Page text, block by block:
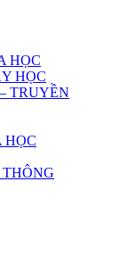
HỌC
HỌC
TRUYỀN
HỌC